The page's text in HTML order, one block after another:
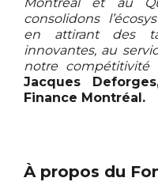
consolidons
en attirant des
innovantes, au
notre compétitivité
Jacques
Finance Montréal.
À propos du